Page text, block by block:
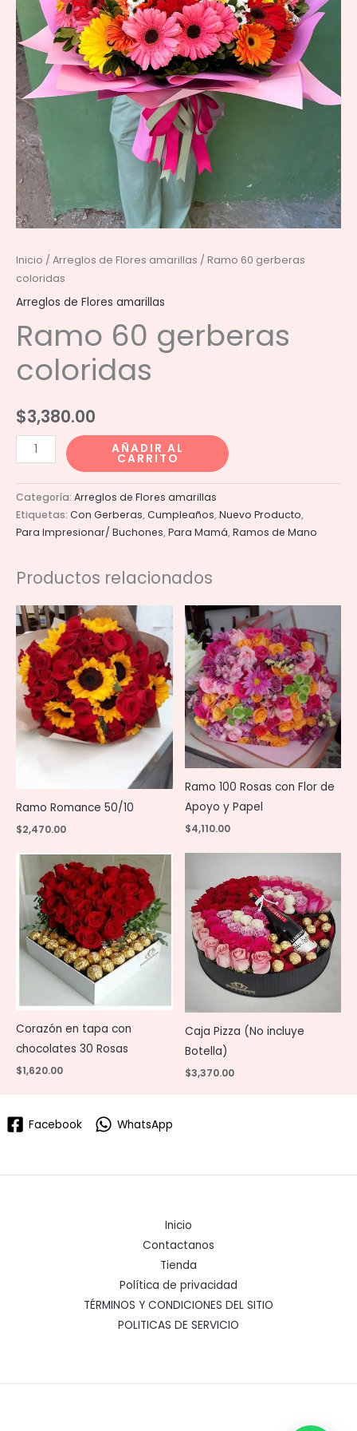
Inicio / Arreglos de Flores amarillas / Ramo 60 gerberas
coloridas
Arreglos de Flores amarillas
Ramo 60 gerberas
coloridas
$3,380.00
Ramo
60
gerberas
coloridas
cantidad
AÑADIR AL
CARRITO
Categoría: Arreglos de Flores amarillas
Etiquetas: Con Gerberas,Cumpleaños,Nuevo Producto,
Para Impresionar/ Buchones,Para Mamá,Ramos de Mano
Productos relacionados
Ramo Romance 50/10
$2,470.00
Ramo 100 Rosas con Flor de
Apoyo y Papel
$4,110.00
Corazón en tapa con
chocolates 30 Rosas
$1,620.00
Caja Pizza (No incluye
Botella)
$3,370.00
Facebook WhatsApp
Inicio
Contactanos
Tienda
Política de privacidad
TÉRMINOS Y CONDICIONES DEL SITIO
POLITICAS DE SERVICIO